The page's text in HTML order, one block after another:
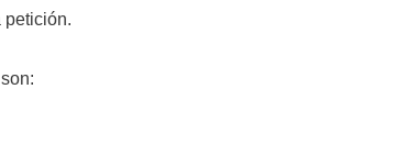
petición.